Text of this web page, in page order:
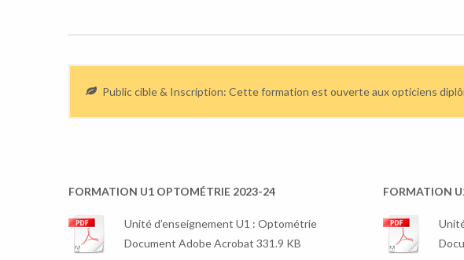
Public cible & Inscription: Cette formation est ouverte aux opticiens
FORMATION U1 OPTOMÉTRIE 2023-24
Unité d’enseignement U1 : Optométrie
Document Adobe Acrobat 331.9 KB
FORMATION